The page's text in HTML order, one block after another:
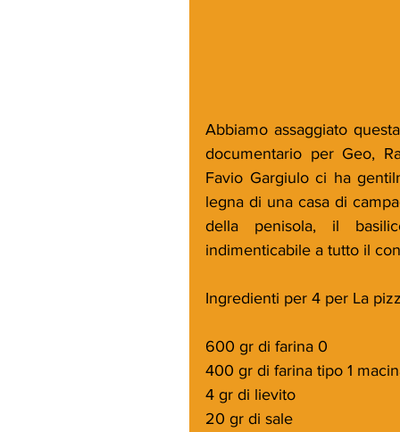
Abbiamo assaggiato
documentario per Geo,
Favio Gargiulo ci ha
legna di una casa di
della penisola, il
indimenticabile a tutto il
Ingredienti per 4 per La
600 gr di farina 0
400 gr di farina tipo 1
4 gr di lievito
20 gr di sale